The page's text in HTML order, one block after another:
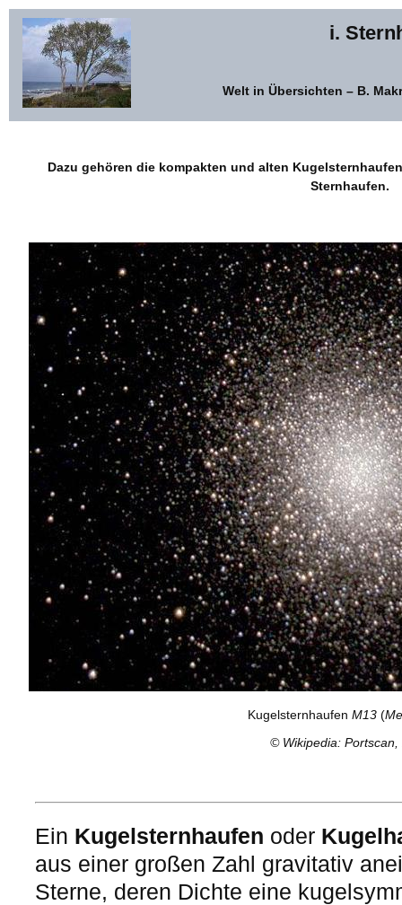
i.
Welt in Übersichten – B.
Dazu gehören die kompakten und alten
Sternhaufen.
Kugelsternhaufen M13 (
© Wikipedia: Portscan,
Ein Kugelsternhaufen oder
aus einer großen Zahl gravitativ
Sterne, deren Dichte eine